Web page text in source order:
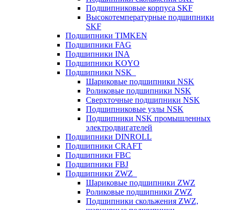
Подшипниковые корпуса SKF
Высокотемпературные подшипники
SKF
Подшипники TIMKEN
Подшипники FAG
Подшипники INA
Подшипники KOYO
Подшипники NSK
Шариковые подшипники NSK
Роликовые подшипники NSK
Сверхточные подшипники NSK
Подшипниковые узлы NSK
Подшипники NSK промышленных
электродвигателей
Подшипники DINROLL
Подшипники CRAFT
Подшипники FBC
Подшипники FBJ
Подшипники ZWZ
Шариковые подшипники ZWZ
Роликовые подшипники ZWZ
Подшипники скольжения ZWZ,